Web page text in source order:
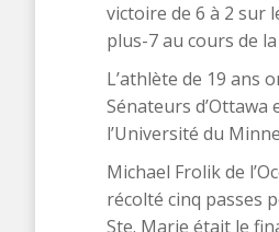
victoire de 6 à 2 sur
plus-7 au cours de
L’athlète de 19 ans
Sénateurs d’Ottawa
l’Université du
Michael Frolik de
récolté cinq passes
Ste. Marie était le